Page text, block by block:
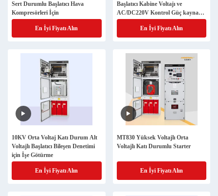
Sert Durumlu Başlatıcı Hava
Kompresörleri İçin
En İyi Fiyatı Alın
Başlatıcı Kabine Voltajı ve
AC/DC220V Kontrol Güç kaynağı
ile Fiber Optic Triggering
En İyi Fiyatı Alın
10KV Orta Voltaj Katı Durum Alt
Voltajlı Başlatıcı Bileşen Denetimi
için İşe Götürme
En İyi Fiyatı Alın
MT830 Yüksek Voltajlı Orta
Voltajlı Katı Durumlu Starter
En İyi Fiyatı Alın